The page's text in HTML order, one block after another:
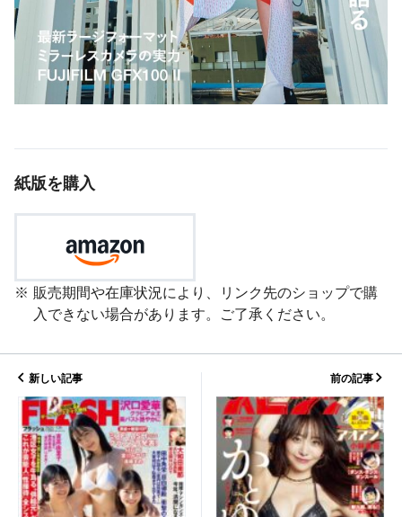
紙版を購入
販売期間や在庫状況により、リンク先のショップで購
入できない場合があります。ご了承ください。
新しい記事 前の記事